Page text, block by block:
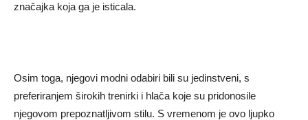
značajka koja ga je isticala.
Osim toga, njegovi modni odabiri bili su jedinstveni, s
preferiranjem širokih trenirki i hlača koje su pridonosile
njegovom prepoznatljivom stilu. S vremenom je ovo ljupko